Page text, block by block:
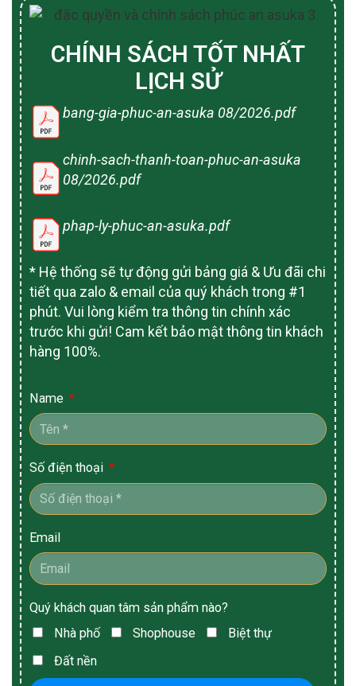
CHÍNH SÁCH TỐT NHẤT
LỊCH SỬ
bang-gia-phuc-an-asuka 08/2026.pdf
chinh-sach-thanh-toan-phuc-an-asuka
08/2026.pdf
phap-ly-phuc-an-asuka.pdf
* Hệ thống sẽ tự động gửi bảng giá & Ưu đãi chi
tiết qua zalo & email của quý khách trong #1
phút. Vui lòng kiểm tra thông tin chính xác
trước khi gửi! Cam kết bảo mật thông tin khách
hàng 100%.
Name
Số điện thoại
Email
Quý khách quan tâm sản phẩm nào?
Nhà phố
Shophouse
Biệt thự
Đất nền